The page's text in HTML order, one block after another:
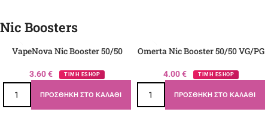
Nic Boosters
VapeNova Nic Booster 50/50
3.60€ ΤΙΜΗ ESHOP
ΠΡΟΣΘΉΚΗ ΣΤΟ ΚΑΛΆΘΙ
Omerta Nic Booster 50/50 VG/PG
4.00€ ΤΙΜΗ ESHOP
ΠΡΟΣΘΉΚΗ ΣΤΟ ΚΑΛΆΘΙ